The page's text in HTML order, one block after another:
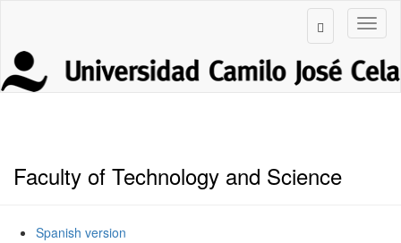
Faculty of Technology and Science
Spanish version